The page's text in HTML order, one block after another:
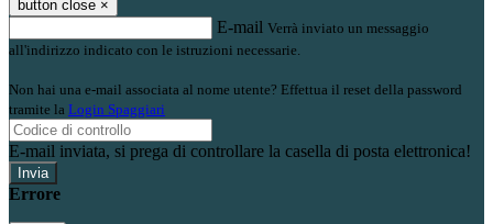
button close ×
E-mail Verrà inviato un messaggio
all'indirizzo indicato con le istruzioni necessarie.
Non hai una e-mail associata al nome utente? Effettua il reset della password
tramite la Login Spaggiari
E-mail inviata, si prega di controllare la casella di posta elettronica!
Errore